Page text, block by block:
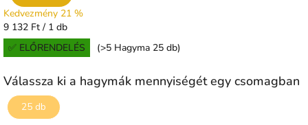
Kedvezmény 21 %
Egységár:
9 132 Ft / 1 db
✅ ELŐRENDELÉS
(>5 Hagyma 25 db)
Válassza ki a hagymák mennyiségét egy csomagban
25 db